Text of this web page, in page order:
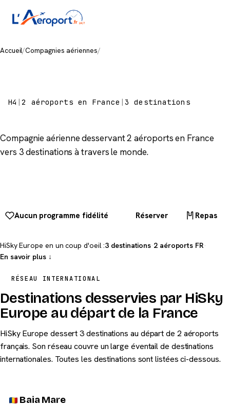
Accueil/Compagnies aériennes/
H4 |2 aéroports en France |3 destinations
Compagnie aérienne desservant 2 aéroports en France
vers 3 destinations à travers le monde.
Aucun programme fidélité Réserver Repas
HiSky Europe en un coup d'oeil :3 destinations·2 aéroports FR·
En savoir plus ↓
RÉSEAU INTERNATIONAL
Destinations desservies par HiSky
Europe au départ de la France
HiSky Europe dessert 3 destinations au départ de 2 aéroports
français. Son réseau couvre un large éventail de destinations
internationales. Toutes les destinations sont listées ci-dessous.
Baia Mare